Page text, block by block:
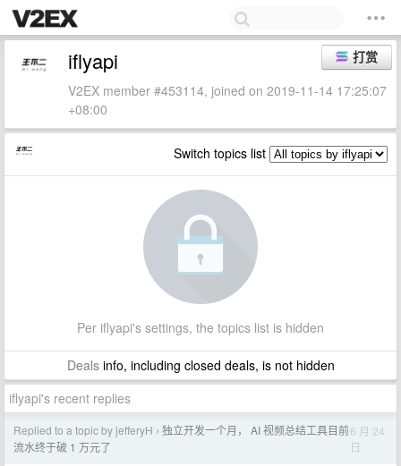
打赏
iflyapi
V2EX member #453114, joined on 2019-11-14 17:25:07
+08:00
Switch topics list
Per iflyapi's settings, the topics list is hidden
Dealsinfo, including closed deals, is not hidden
iflyapi's recent replies
Replied to a topic by jefferyH › 独立开发一个月， AI 视频总结工具目前
流水终于破 1 万元了
6 月 24
日